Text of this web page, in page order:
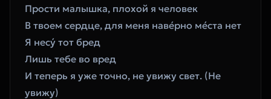
Прости малышка, плохой я человек
В твоем сердце, для меня наве́рно ме́ста нет
Я несу́ тот бред
Лишь тебе во вред
И теперь я уже точно, не увижу свет. (Не
увижу)